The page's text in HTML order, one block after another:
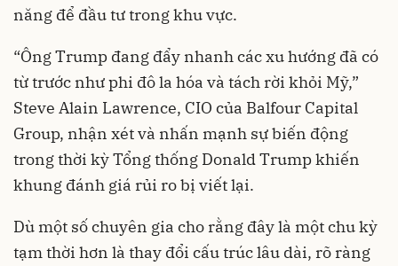
năng để đầu tư trong khu vực.
“Ông Trump đang đẩy nhanh các xu hướng đã có
từ trước như phi đô la hóa và tách rời khỏi Mỹ,”
Steve Alain Lawrence, CIO của Balfour Capital
Group, nhận xét và nhấn mạnh sự biến động
trong thời kỳ Tổng thống Donald Trump khiến
khung đánh giá rủi ro bị viết lại.
Dù một số chuyên gia cho rằng đây là một chu kỳ
tạm thời hơn là thay đổi cấu trúc lâu dài, rõ ràng